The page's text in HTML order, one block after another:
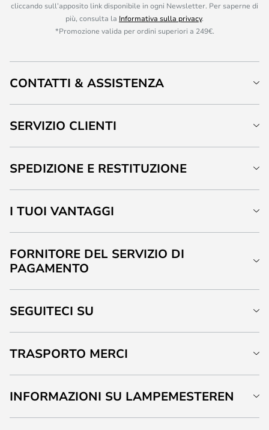
cliccando sull’apposito link disponibile in ogni Newsletter. Per saperne di
più, consulta la Informativa sulla privacy.
*Promozione valida per ordini superiori a 249€.
CONTATTI & ASSISTENZA
SERVIZIO CLIENTI
SPEDIZIONE E RESTITUZIONE
I TUOI VANTAGGI
FORNITORE DEL SERVIZIO DI
PAGAMENTO
SEGUITECI SU
TRASPORTO MERCI
INFORMAZIONI SU LAMPEMESTEREN